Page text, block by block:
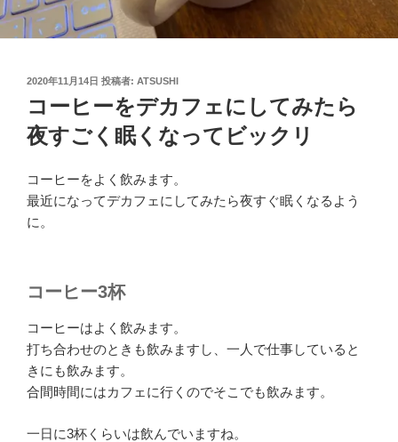
投
日:
2020年11月14日 投稿者: ATSUSHI
コーヒーをデカフェにしてみたら
夜すごく眠くなってビックリ
コーヒーをよく飲みます。
最近になってデカフェにしてみたら夜すぐ眠くなるよう
に。
コーヒー3杯
コーヒーはよく飲みます。
打ち合わせのときも飲みますし、一人で仕事していると
きにも飲みます。
合間時間にはカフェに行くのでそこでも飲みます。
一日に3杯くらいは飲んでいますね。